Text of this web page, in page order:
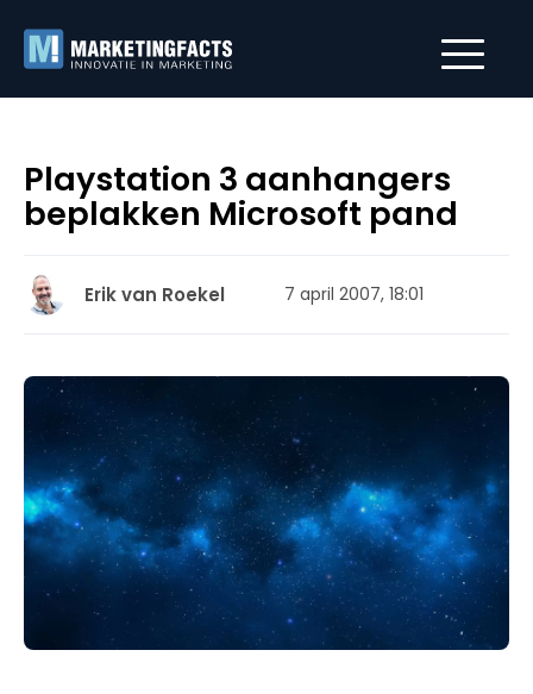
Playstation 3 aanhangers
beplakken Microsoft pand
Erik van Roekel 7 april 2007, 18:01